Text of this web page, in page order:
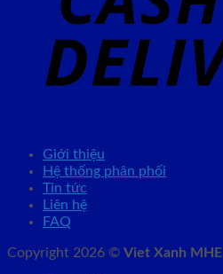
Giới thiệu
Hệ thống phân phối
Tin tức
Liên hệ
FAQ
Copyright 2026 © Viet Xanh MHE